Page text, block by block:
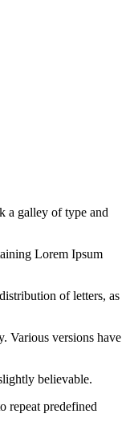
a galley of type and
Lorem Ipsum
of letters, as
Various versions have
believable.
repeat predefined